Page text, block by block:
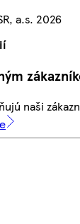
a.s. 2026
naši